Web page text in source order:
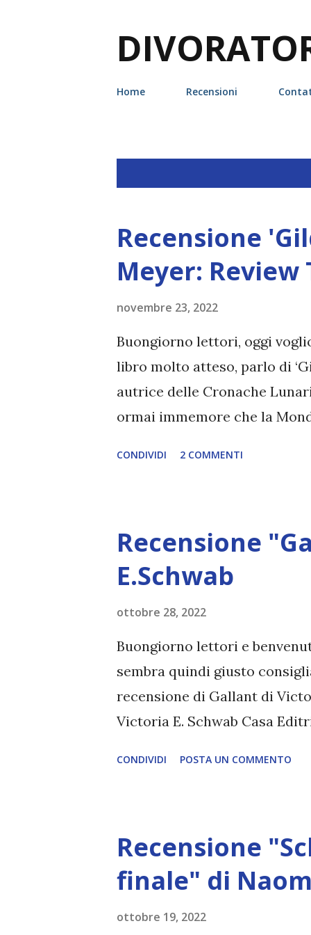
Home Recensioni
Recensione
Meyer: Review
novembre 23, 2022
Buongiorno lettori, oggi
libro molto atteso, parlo di
autrice delle Cronache
ormai immemore che la
Meyer Casa editrice:
Dallavalle Pubblicazione:
menzogna, Serilda ha
quelle con cui incanta i
bizzarre, e soprattutto non
così credono ...
CONDIVIDI 2 COMMENTI
Recensione
E.Schwab
ottobre 28, 2022
Buongiorno lettori e
sembra quindi giusto
recensione di Gallant di
Victoria E. Schwab Casa
indipendenti Merilance, si è
appartenga. Ha un unico
enigmatiche frasi che
CONDIVIDI POSTA UN COMMENTO
Recensione
finale" di
ottobre 19, 2022